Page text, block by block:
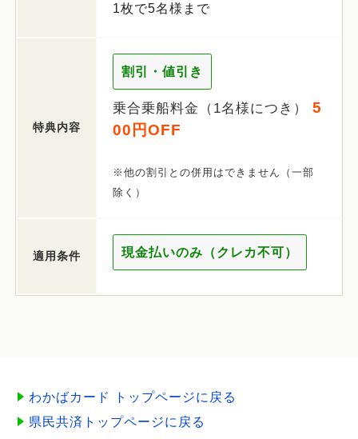
1枚で5名様まで
特典内容
割引・値引き
乗合乗船料金（1名様につき） 5
00円OFF
※他の割引との併用はできません（一部
除く）
適用条件 現金払いのみ（クレカ不可）
わかばカード トップページに戻る
県民共済トップページに戻る